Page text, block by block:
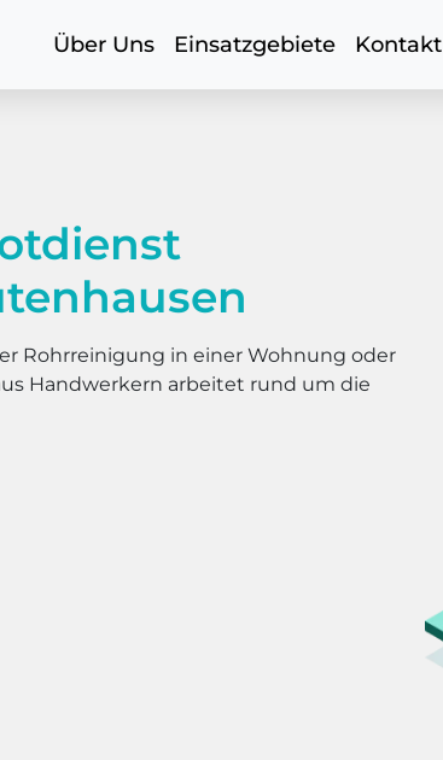
Über Uns Einsatzgebiete Kontakt
Rohrreinigung in einer Wohnung oder
Handwerkern arbeitet rund um die